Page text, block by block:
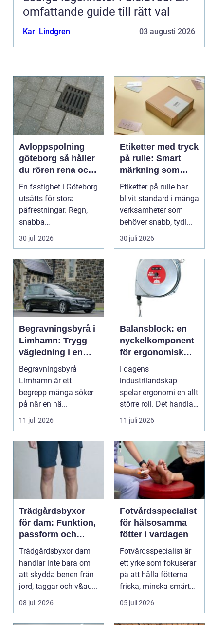
omfattande guide till rätt val
Karl Lindgren 03 augusti 2026
Avloppspolning
göteborg så håller
du rören rena och
trygga året runt
En fastighet i Göteborg
utsätts för stora
påfrestningar. Regn,
snabba
temperaturväxlingar
och äldre ...
30 juli 2026
Etiketter med tryck
på rulle: Smart
märkning som
stärker både flöde
och varumärke
Etiketter på rulle har
blivit standard i många
verksamheter som
behöver snabb, tydl...
30 juli 2026
Begravningsbyrå i
Limhamn: Trygg
vägledning i en
svår tid
Begravningsbyrå
Limhamn är ett
begrepp många söker
på när en nä...
11 juli 2026
Balansblock: en
nyckelkomponent
för ergonomisk
effektivitet
I dagens
industrilandskap
spelar ergonomi en allt
större roll. Det handlar
inte bara om att skapa
en...
11 juli 2026
Trädgårdsbyxor
för dam: Funktion,
passform och
hållbar stil i
rabatten
Trädgårdsbyxor dam
handlar inte bara om
att skydda benen från
jord, taggar och v&au...
08 juli 2026
Fotvårdsspecialist
för hälsosamma
fötter i vardagen
Fotvårdsspecialist är
ett yrke som fokuserar
på att hålla fötterna
friska, minska smärta
och förebyg...
05 juli 2026